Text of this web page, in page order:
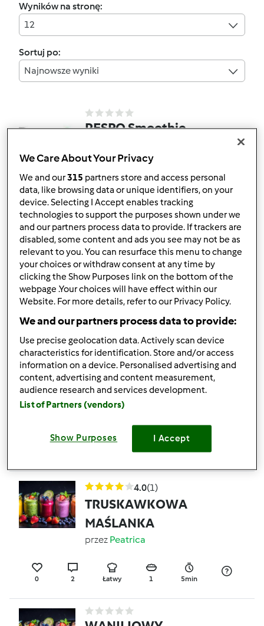
Wyników na stronę:
12
Sortuj po:
Najnowsze wyniki
RESPO Smoothie
banan-daktyle
przezPeatrica
0 0 Łatwy 1 2min
RESPO Pudding chia a
la Oreo
przezPeatrica
0 0 Łatwy 1 2min
(3)
Sycące smoothie
marchewkowo-
przez Peatrica
1 5min
4.0(1)
TRUSKAWKOWA
MAŚLANKA
przez Peatrica
0 2 Łatwy 1 5min
We Care About Your Privacy
We and our315 partners store and access personal
data, like browsing data or unique identifiers, on your
device. Selecting I Accept enables tracking
technologies to support the purposes shown under we
and our partners process data to provide. If trackers are
disabled, some content and ads you see may not be as
relevant to you. You can resurface this menu to change
your choices or withdraw consent at any time by
clicking the Show Purposes link on the bottom of the
webpage .Your choices will have effect within our
Website. For more details, refer to our Privacy Policy.
We and our partners process data to provide:
Use precise geolocation data. Actively scan device
characteristics for identification. Store and/or access
information on a device. Personalised advertising and
content, advertising and content measurement,
audience research and services development.
List of Partners (vendors)
Show Purposes I Accept